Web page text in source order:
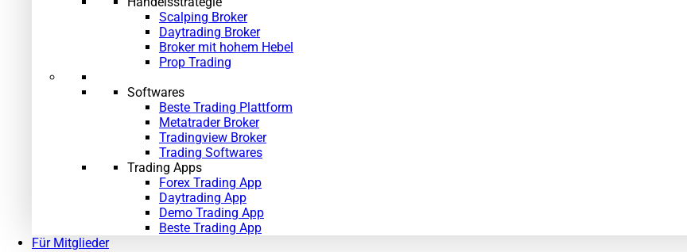
Scalping Broker
Daytrading Broker
Broker mit hohem Hebel
Prop Trading
Softwares
Beste Trading Plattform
Metatrader Broker
Tradingview Broker
Trading Softwares
Trading Apps
Forex Trading App
Daytrading App
Demo Trading App
Beste Trading App
Für Mitglieder